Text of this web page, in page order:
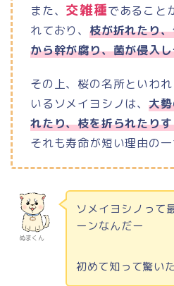
また、 交雑種であること
れており、 枝が折れたり
から幹が腐り、菌が侵入
その上、桜の名所といわ
いるソメイヨシノは、大
れたり、枝を折られたり
それも寿命が短い理由の一
ぬまくん
ソメイヨシノって
ーンなんだー
初めて知って驚い